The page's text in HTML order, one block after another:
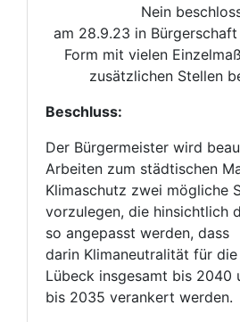
Nein
am 28.9.23 in
Form mit vielen
zusätzlichen Stellen
Beschluss:
Der Bürgermeister wird
Arbeiten zum städtischen
Klimaschutz zwei mögliche
vorzulegen, die hinsichtlich
so angepasst werden, dass
darin Klimaneutralität für
Lübeck insgesamt bis 2040
bis 2035 verankert werden.